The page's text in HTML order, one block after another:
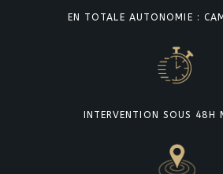
EN TOTALE AUTONOMIE :
INTERVENTION SOUS 48H